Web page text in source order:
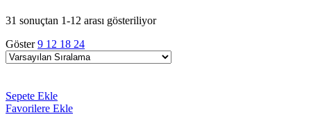
31 sonuçtan 1-12 arası gösteriliyor
Göster9 12 18 24
Sepete Ekle
Favorilere Ekle